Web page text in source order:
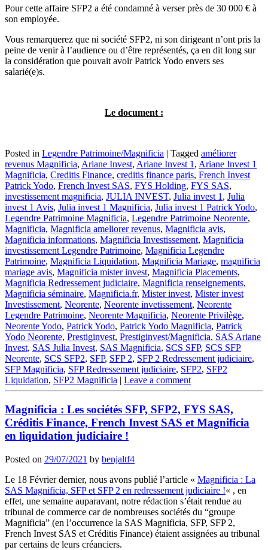
Pour cette affaire SFP2 a été condamné à verser près de 30 000 € à
son employée.
Vous remarquerez que ni société SFP2, ni son dirigeant n’ont pris la
peine de venir à l’audience ou d’être représentés, ça en dit long sur
la considération que pouvait avoir Patrick Yodo envers ses
salarié(e)s.
Le document :
Posted in Legendre Patrimoine/Magnificia | Tagged améliorer
revenus Magnificia, Ariane Invest, Ariane Invest 1 , Ariane Invest 1
Magnificia, Creditis Finance, creditis finance paris, French Invest
Patrick Yodo, French Invest SAS, FYS Holding, FYS SAS,
investissement magnificia, JULIA INVEST, Julia invest 1 , Julia
invest 1 Avis, Julia invest 1 Magnificia, Julia invest 1 Patrick Yodo,
Legendre Patrimoine Magnificia, Legendre Patrimoine Neorente,
Magnificia, Magnificia ameliorer revenus, Magnificia avis,
Magnificia informations, Magnificia Investissement, Magnificia
investissement Legendre Patrimoine, Magnificia Legendre
Patrimoine, Magnificia Liquidation, Magnificia Mariage, magnificia
mariage avis, Magnificia mister invest, Magnificia Placements,
Magnificia Redressement judiciaire, Magnificia renseignements,
Magnificia séminaire, Magnificia.fr, Mister invest, Mister invest
Investissement, Neorente, Neorente invetissement, Neorente
Legendre Patrimoine, Neorente Magnificia, Neorente Privilège,
Neorente Yodo, Patrick Yodo, Patrick Yodo Magnificia, Patrick
Yodo Neorente, Prestiginvest, Prestiginvest/Magnificia, SAS Ariane
Invest, SAS Julia Invest, SAS Magnificia, SCS SFP, SCS SFP
Neorente, SCS SFP2, SFP, SFP 2, SFP 2 Redressement judiciaire,
SFP Magnificia, SFP Redressement judiciaire, SFP2, SFP2
Liquidation, SFP2 Magnificia | Leave a comment
Magnificia : Les sociétés SFP, SFP2, FYS SAS,
Créditis Finance, French Invest SAS et Magnificia
en liquidation judiciaire !
Posted on 29/07/2021 by benjaltf4
Le 18 Février dernier, nous avons publié l’article « Magnificia : La
SAS Magnificia, SFP et SFP 2 en redressement judiciaire !« , en
effet, une semaine auparavant, notre rédaction s’était rendue au
tribunal de commerce car de nombreuses sociétés du “groupe
Magnificia” (en l’occurrence la SAS Magnificia, SFP, SFP 2,
French Invest SAS et Créditis Finance) étaient assignées au tribunal
par certains de leurs créanciers.